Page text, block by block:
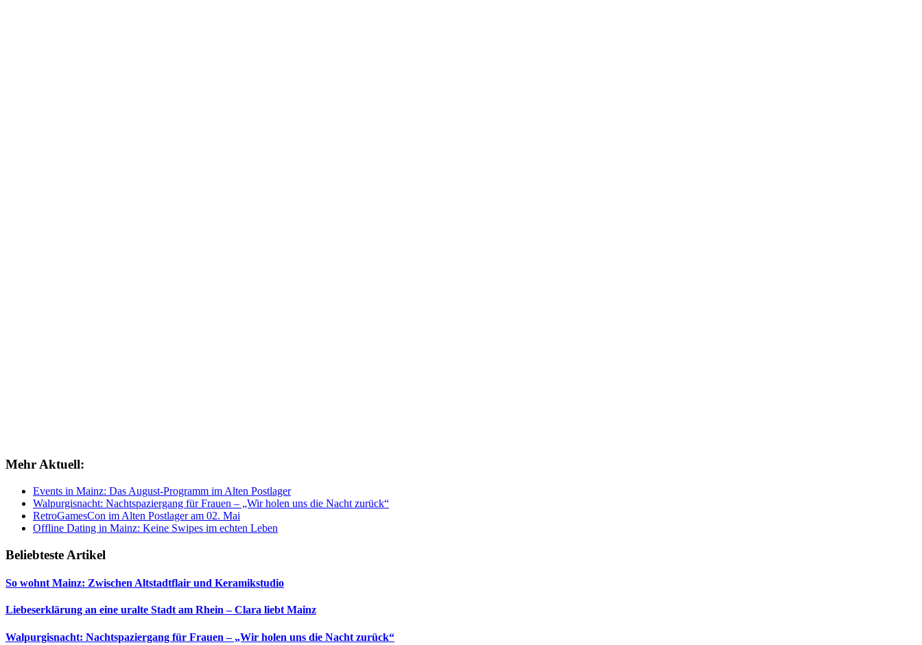
Mehr Aktuell:
Events in Mainz: Das August-Programm im Alten Postlager
Walpurgisnacht: Nachtspaziergang für Frauen – „Wir holen uns die Nacht zurück“
RetroGamesCon im Alten Postlager am 02. Mai
Offline Dating in Mainz: Keine Swipes im echten Leben
Beliebteste Artikel
So wohnt Mainz: Zwischen Altstadtflair und Keramikstudio
Liebeserklärung an eine uralte Stadt am Rhein – Clara liebt Mainz
Walpurgisnacht: Nachtspaziergang für Frauen – „Wir holen uns die Nacht zurück“